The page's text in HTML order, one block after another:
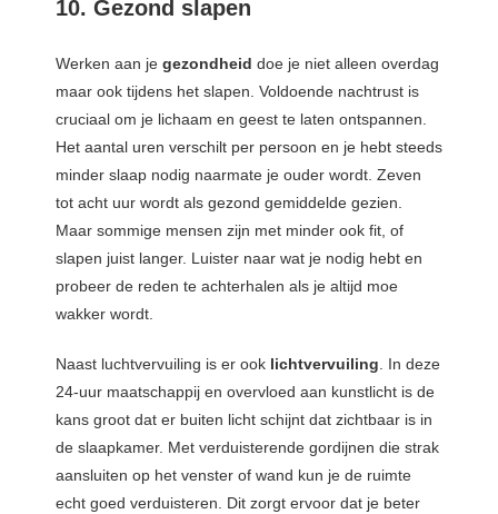
10. Gezond slapen
Werken aan je gezondheid doe je niet alleen overdag
maar ook tijdens het slapen. Voldoende nachtrust is
cruciaal om je lichaam en geest te laten ontspannen.
Het aantal uren verschilt per persoon en je hebt steeds
minder slaap nodig naarmate je ouder wordt. Zeven
tot acht uur wordt als gezond gemiddelde gezien.
Maar sommige mensen zijn met minder ook fit, of
slapen juist langer. Luister naar wat je nodig hebt en
probeer de reden te achterhalen als je altijd moe
wakker wordt.
Naast luchtvervuiling is er ook lichtvervuiling. In deze
24-uur maatschappij en overvloed aan kunstlicht is de
kans groot dat er buiten licht schijnt dat zichtbaar is in
de slaapkamer. Met verduisterende gordijnen die strak
aansluiten op het venster of wand kun je de ruimte
echt goed verduisteren. Dit zorgt ervoor dat je beter